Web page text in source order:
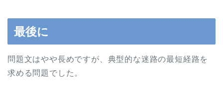
最後に
問題文はやや長めですが、典型的な迷路の最短経路を
求める問題でした。